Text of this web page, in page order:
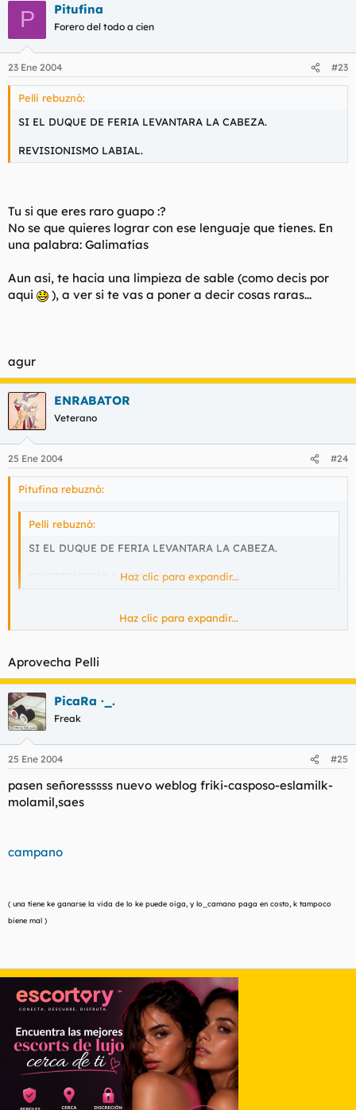
P Pitufina
Forero del todo a cien
23 Ene 2004 #23
Pelli rebuznó:
SI EL DUQUE DE FERIA LEVANTARA LA CABEZA.
REVISIONISMO LABIAL.
Tu si que eres raro guapo :?
No se que quieres lograr con ese lenguaje que tienes. En
una palabra: Galimatías
Aun asi, te hacia una limpieza de sable (como decis por
aqui
), a ver si te vas a poner a decir cosas raras...
agur
ENRABATOR
Veterano
25 Ene 2004 #24
Pitufina rebuznó:
Pelli rebuznó:
SI EL DUQUE DE FERIA LEVANTARA LA CABEZA.
REVISIONISMO LABIAL.Haz clic para expandir...
Tu si que eres raro guapo :?
palabra: Galimatías
Aun asi, te hacia una limpieza de sable (como decis por aqui),
a ver si te vas a poner a decir cosas raras...
agur
Haz clic para expandir...
Aprovecha Pelli
PicaRa ·_.
Freak
25 Ene 2004 #25
pasen señoresssss nuevo weblog friki-casposo-eslamilk-
molamil,saes
campano
( una tiene ke ganarse la vida de lo ke puede oiga, y lo_camano paga en costo, k tampoco
biene mal )